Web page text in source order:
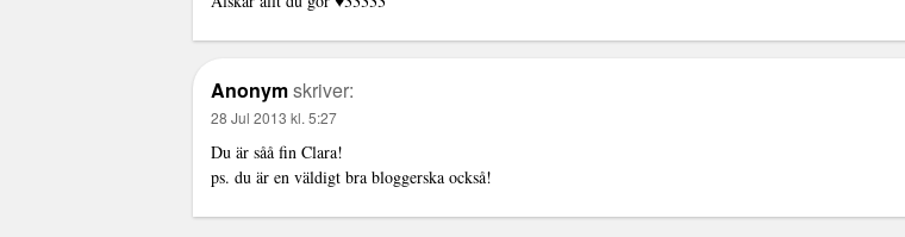
Anonymskriver:
28 Jul 2013 kl. 5:27
Du är såå fin Clara!
ps. du är en väldigt bra bloggerska också!